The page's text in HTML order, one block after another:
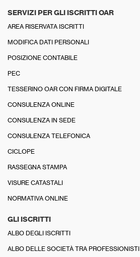
SERVIZI PER GLI ISCRITTI OAR
AREA RISERVATA ISCRITTI
MODIFICA DATI PERSONALI
POSIZIONE CONTABILE
PEC
TESSERINO OAR CON FIRMA DIGITALE
CONSULENZA ONLINE
CONSULENZA IN SEDE
CONSULENZA TELEFONICA
CICLOPE
RASSEGNA STAMPA
VISURE CATASTALI
NORMATIVA ONLINE
GLI ISCRITTI
ALBO DEGLI ISCRITTI
ALBO DELLE SOCIETÀ TRA PROFESSIONISTI